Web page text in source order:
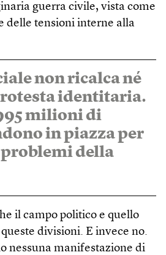
guerra civile, vista come
delle tensioni interne alla
non ricalca né
identitaria.
milioni di
in piazza per
della
il campo politico e quello
divisioni. E invece no.
nessuna manifestazione di